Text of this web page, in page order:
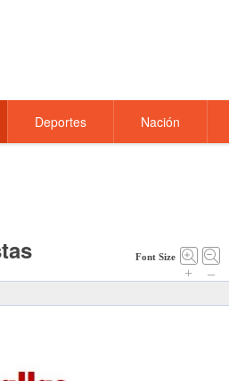
Deportes Nación
Font Size
+ –